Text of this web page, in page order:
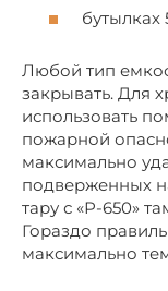
бутылках
Любой тип
закрывать. Для
использовать
пожарной
максимально
подверженных
тару с «Р-650»
Гораздо
максимально